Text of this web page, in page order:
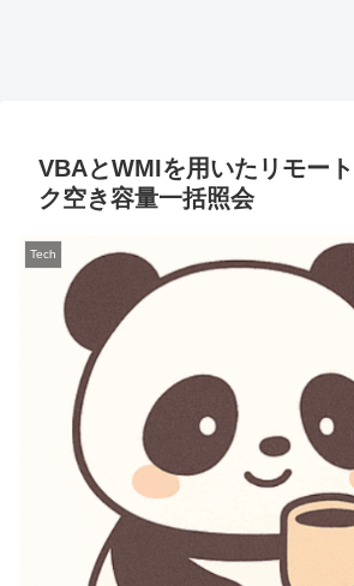
VBAとWMIを用いたリモー
ク空き容量一括照会
Tech